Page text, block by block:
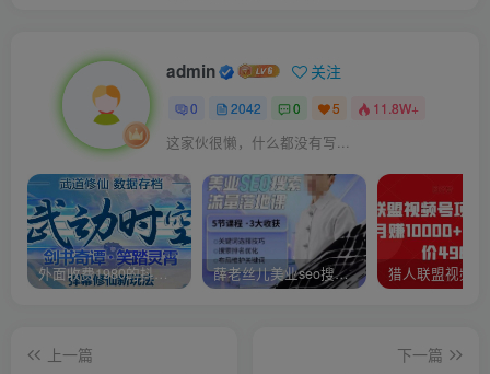
admin 关注
0 2042 0 5 11.8W+
这家伙很懒，什么都没有写...
外面收费1980的抖音武动时空直播项目，无需真人出镜，实时互动直播【软件+详细教程】 薛老丝儿美业seo搜索流量落地课，一周暴涨20w粉丝，全干货讲解
上一篇
下一篇